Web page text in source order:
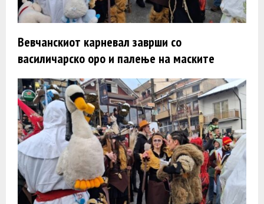
Вевчанскиот карневал заврши со
василичарско оро и палење на маските